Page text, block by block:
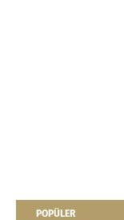
POPÜLER